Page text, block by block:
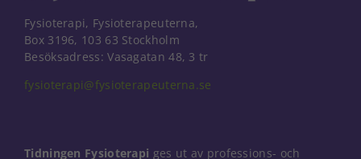
Fysioterapi, Fysioterapeuterna,
Box 3196, 103 63 Stockholm
Besöksadress: Vasagatan 48, 3 tr
fysioterapi@fysioterapeuterna.se
Tidningen Fysioterapi ges ut av professions- och